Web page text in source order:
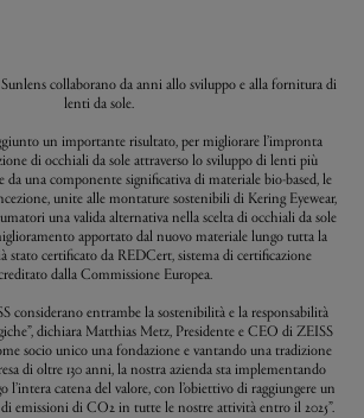
collaborano da anni allo sviluppo e alla fornitura di
lenti da sole.
un importante risultato, per migliorare l’impronta
di occhiali da sole attraverso lo sviluppo di lenti più
una componente significativa di materiale bio-based, le
unite alle montature sostenibili di Kering Eyewear,
una valida alternativa nella scelta di occhiali da sole
apportato dal nuovo materiale lungo tutta la
stato certificato da REDCert, sistema di certificazione
dalla Commissione Europea.
considerano entrambe la sostenibilità e la responsabilità
dichiara Matthias Metz, Presidente e CEO di ZEISS
socio unico una fondazione e vantando una tradizione
di oltre 130 anni, la nostra azienda sta implementando
catena del valore, con l’obiettivo di raggiungere un
emissioni di CO2 in tutte le nostre attività entro il 2025”.